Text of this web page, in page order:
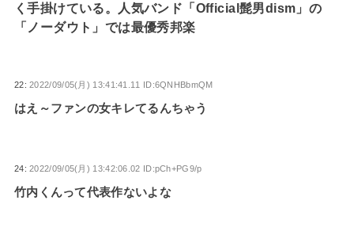
く手掛けている。人気バンド「Official髭男dism」の
「ノーダウト」では最優秀邦楽
22:2022/09/05(月) 13:41:41.11 ID:6QNHBbmQM
はえ～ファンの女キレてるんちゃう
24:2022/09/05(月) 13:42:06.02 ID:pCh+PG9/p
竹内くんって代表作ないよな